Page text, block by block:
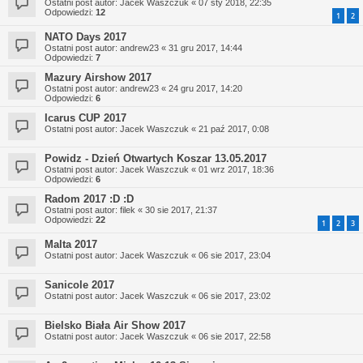
Ostatni post autor: Jacek Waszczuk « 07 sty 2018, 22:35
Odpowiedzi: 12 1 2
NATO Days 2017
Ostatni post autor: andrew23 « 31 gru 2017, 14:44
Odpowiedzi: 7
Mazury Airshow 2017
Ostatni post autor: andrew23 « 24 gru 2017, 14:20
Odpowiedzi: 6
Icarus CUP 2017
Ostatni post autor: Jacek Waszczuk « 21 paź 2017, 0:08
Powidz - Dzień Otwartych Koszar 13.05.2017
Ostatni post autor: Jacek Waszczuk « 01 wrz 2017, 18:36
Odpowiedzi: 6
Radom 2017 :D :D
Ostatni post autor: filek « 30 sie 2017, 21:37
Odpowiedzi: 22 1 2 3
Malta 2017
Ostatni post autor: Jacek Waszczuk « 06 sie 2017, 23:04
Sanicole 2017
Ostatni post autor: Jacek Waszczuk « 06 sie 2017, 23:02
Bielsko Biała Air Show 2017
Ostatni post autor: Jacek Waszczuk « 06 sie 2017, 22:58